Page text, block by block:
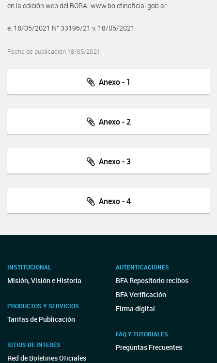
en la edición web del BORA -www.boletinoficial.gob.ar-
e. 18/05/2021 N° 33196/21 v. 18/05/2021
Fecha de publicación 18/05/2021
Anexo - 1
Anexo - 2
Anexo - 3
Anexo - 4
INSTITUCIONAL
Misión, Visión e Historia
PRODUCTOS Y SERVICIOS
Tarifas de Publicación
SITIOS DE INTERÉS
Red de Boletines Oficiales
AUTENTICACIONES
BFA Repositorio recibos
BFA Verificación
Firma digital
FAQ Y TUTORIALES
Preguntas Frecuentes